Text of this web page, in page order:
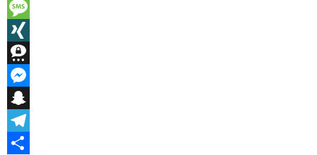
LinkedIn
Message
XING
Threema
Messenger
Snapchat
Telegram